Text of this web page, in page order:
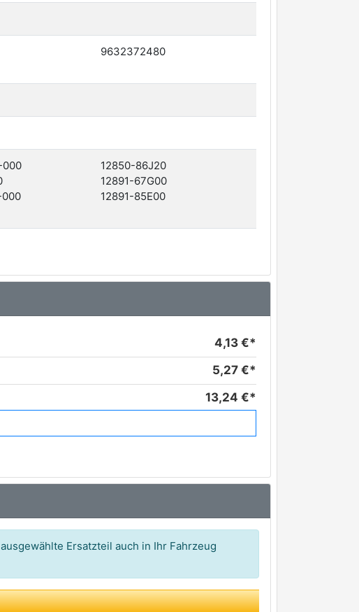
9632372480
000
12850-86J20
12891-67G00
000
12891-85E00
4,13 €*
5,27 €*
13,24 €*
Ersatzteil auch in Ihr Fahrzeug